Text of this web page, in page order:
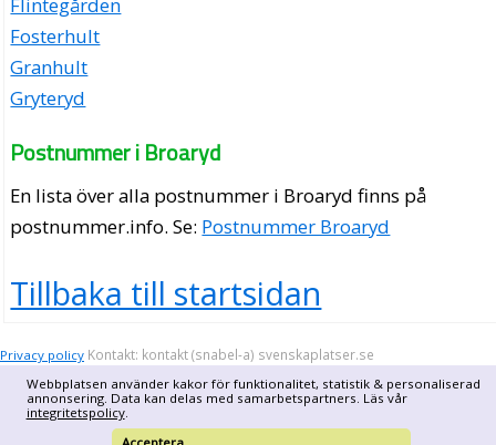
Webbplatsen använder kakor för funktionalitet, statistik & personaliserad
annonsering. Data kan delas med samarbetspartners. Läs vår
integritetspolicy.
Flintegården
Fosterhult
Granhult
Gryteryd
Postnummer i Broaryd
En lista över alla postnummer i Broaryd finns på
postnummer.info. Se: Postnummer Broaryd
Tillbaka till startsidan
Privacy policy Kontakt: kontakt (snabel-a) svenskaplatser.se